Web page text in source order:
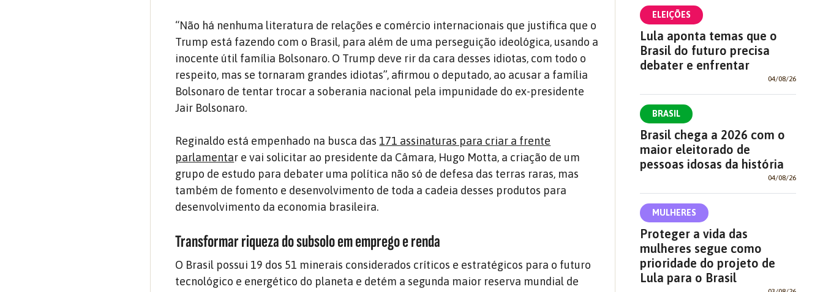
“Não há nenhuma literatura de relações e comércio internacionais que justifica que o
Trump está fazendo com o Brasil, para além de uma perseguição ideológica, usando a
inocente útil família Bolsonaro. O Trump deve rir da cara desses idiotas, com todo o
respeito, mas se tornaram grandes idiotas”, afirmou o deputado, ao acusar a família
Bolsonaro de tentar trocar a soberania nacional pela impunidade do ex-presidente
Jair Bolsonaro.
Reginaldo está empenhado na busca das 171 assinaturas para criar a frente
parlamentar e vai solicitar ao presidente da Câmara, Hugo Motta, a criação de um
grupo de estudo para debater uma política não só de defesa das terras raras, mas
também de fomento e desenvolvimento de toda a cadeia desses produtos para
desenvolvimento da economia brasileira.
Transformar riqueza do subsolo em emprego e renda
O Brasil possui 19 dos 51 minerais considerados críticos e estratégicos para o futuro
tecnológico e energético do planeta e detém a segunda maior reserva mundial de
ELEIÇÕES
Lula aponta temas que o
Brasil do futuro precisa
debater e enfrentar
04/08/26
BRASIL
Brasil chega a 2026 com o
maior eleitorado de
pessoas idosas da história
04/08/26
MULHERES
Proteger a vida das
mulheres segue como
prioridade do projeto de
Lula para o Brasil